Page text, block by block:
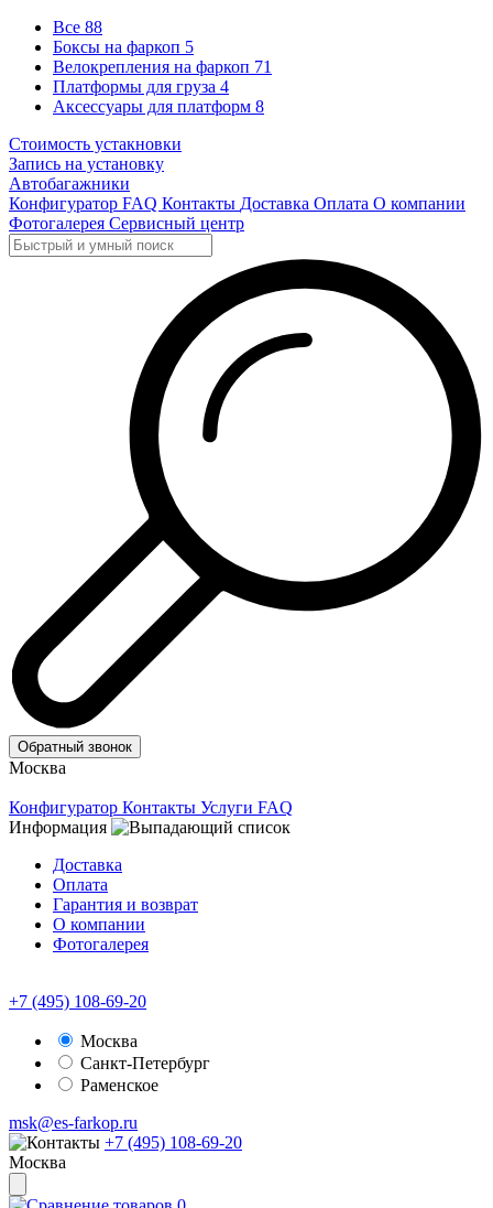
Все 88
Боксы на фаркоп 5
Велокрепления на фаркоп 71
Платформы для груза 4
Аксессуары для платформ 8
Стоимость устакновки
Запись на установку
Автобагажники
Конфигуратор FAQ Контакты Доставка Оплата О компании
Фотогалерея Сервисный центр
Обратный звонок
Москва
Конфигуратор Контакты Услуги FAQ
Информация
Доставка
Оплата
Гарантия и возврат
О компании
Фотогалерея
+7 (495) 108-69-20
Москва
Санкт-Петербург
Раменское
msk@es-farkop.ru
+7 (495) 108-69-20
Москва